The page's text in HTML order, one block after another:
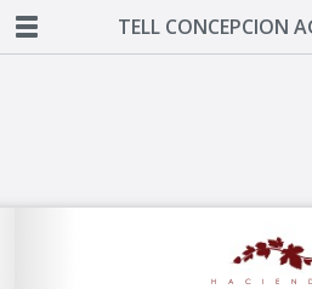
TELL CONCEPCION